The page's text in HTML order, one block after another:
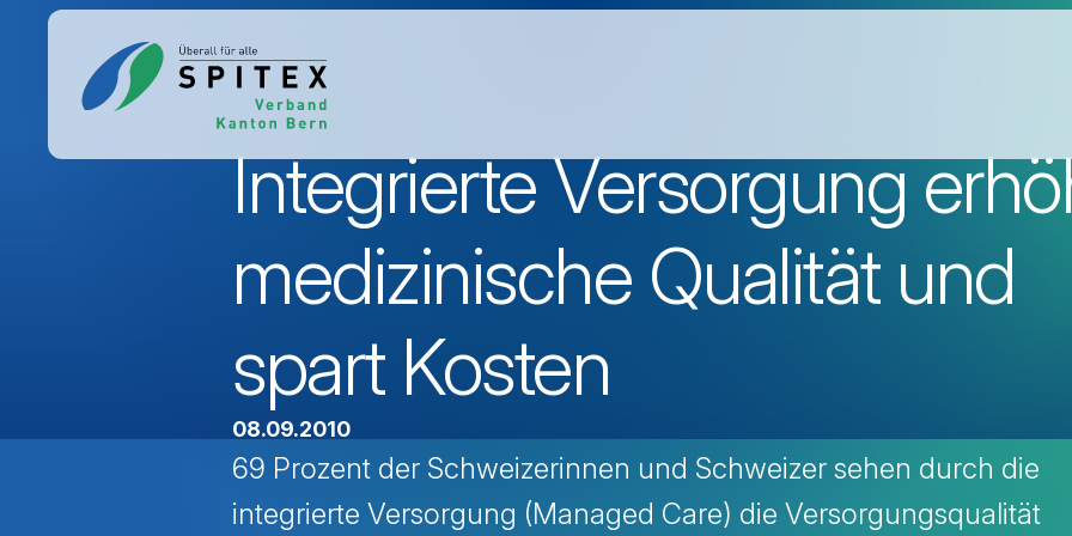
Integrierte Versorgung
medizinische Qualität und
spart Kosten
08.09.2010
69 Prozent der Schweizerinnen und Schweizer sehen durch die
integrierte Versorgung (Managed Care) die Versorgungsqualität